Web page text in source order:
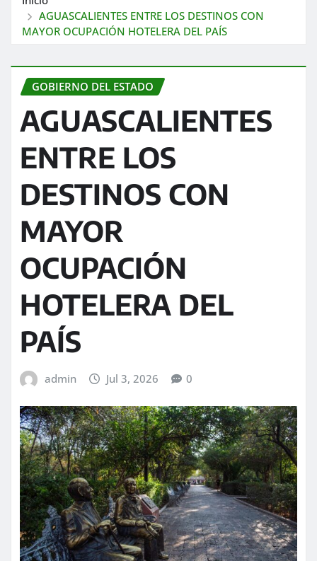
AGUASCALIENTES ENTRE LOS DESTINOS CON
MAYOR OCUPACIÓN HOTELERA DEL PAÍS
GOBIERNO DEL ESTADO
AGUASCALIENTES
ENTRE LOS
DESTINOS CON
MAYOR
OCUPACIÓN
HOTELERA DEL
PAÍS
admin Jul 3, 2026 0